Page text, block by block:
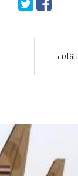
الحوثيّون يُغيّرون مسار 6 ناقلات